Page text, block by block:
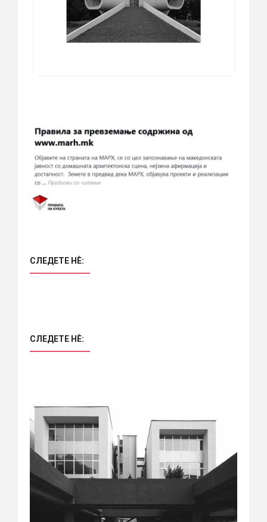
СЛЕДЕТЕ НÈ:
СЛЕДЕТЕ НÈ: